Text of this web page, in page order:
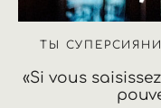
ТЫ
«Si vous